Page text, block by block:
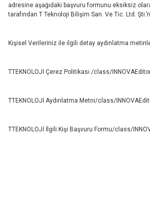
adresine aşağıdaki başvuru formunu eksiksiz
tarafından T Teknoloji Bilişim San. Ve Tic. Ltd.
Kişisel Verileriniz ile ilgili detay aydınlatma
TTEKNOLOJİ Çerez Politikası /class/
TTEKNOLOJİ Aydınlatma Metni/class/
TTEKNOLOJİ İlgili Kişi Başvuru Formu/class/